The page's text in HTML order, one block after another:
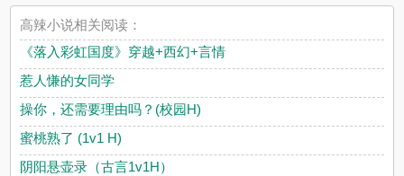
高辣小说相关阅读：
《落入彩虹国度》穿越+西幻+言情
惹人慊的女同学
操你，还需要理由吗？(校园H)
蜜桃熟了 (1v1 H)
阴阳悬壶录（古言1v1H）